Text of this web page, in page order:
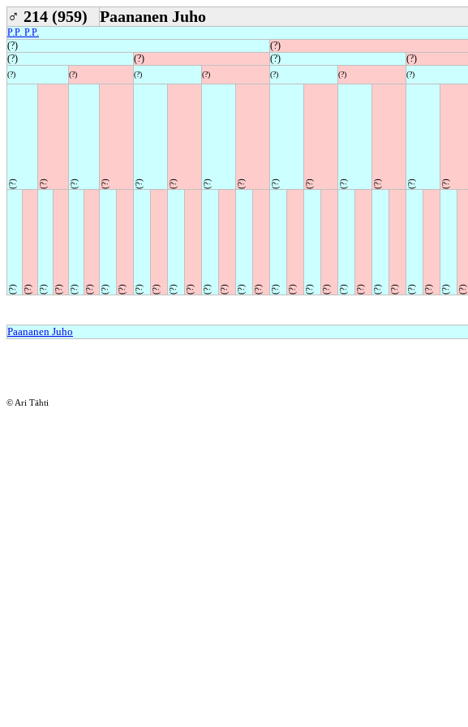
♂ 214 (959) Paananen Juho
P.P. P.P.
(?)
(?)
(?)
(?) (?) (?)
(?) (?) (?) (?) (?) (?) (?)
(?) (?) (?) (?) (?) (?) (?) (?) (?) (?) (?) (?) (?) (?)
(?) (?) (?) (?) (?) (?) (?) (?) (?) (?) (?) (?) (?) (?) (?) (?) (?) (?) (?) (?) (?) (?) (?) (?) (?) (?) (?) (?)
Paananen Juho
© Ari Tähti